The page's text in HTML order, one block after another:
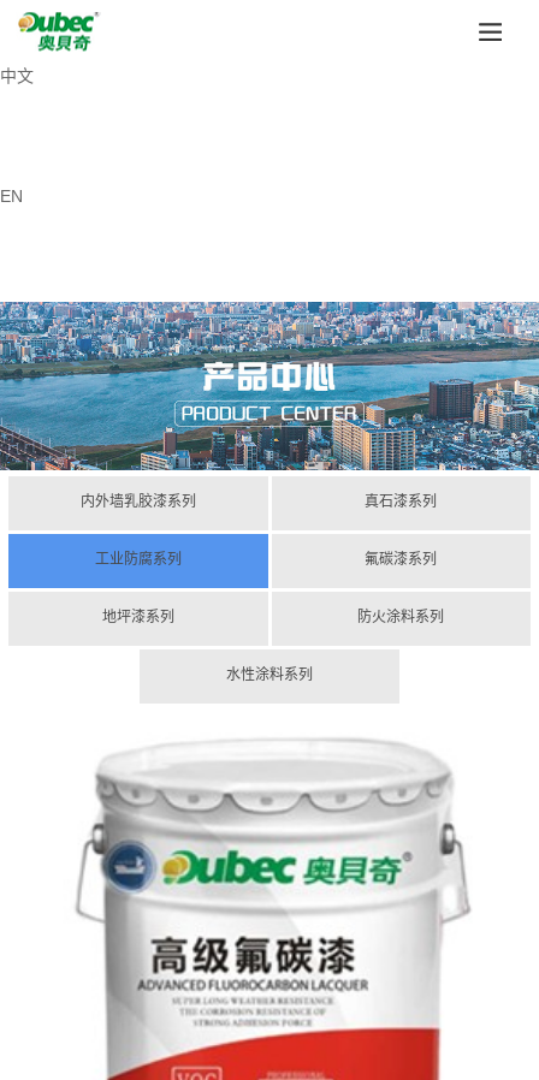
中文
EN
内外墙乳胶漆系列 真石漆系列
工业防腐系列 氟碳漆系列
地坪漆系列 防火涂料系列
水性涂料系列